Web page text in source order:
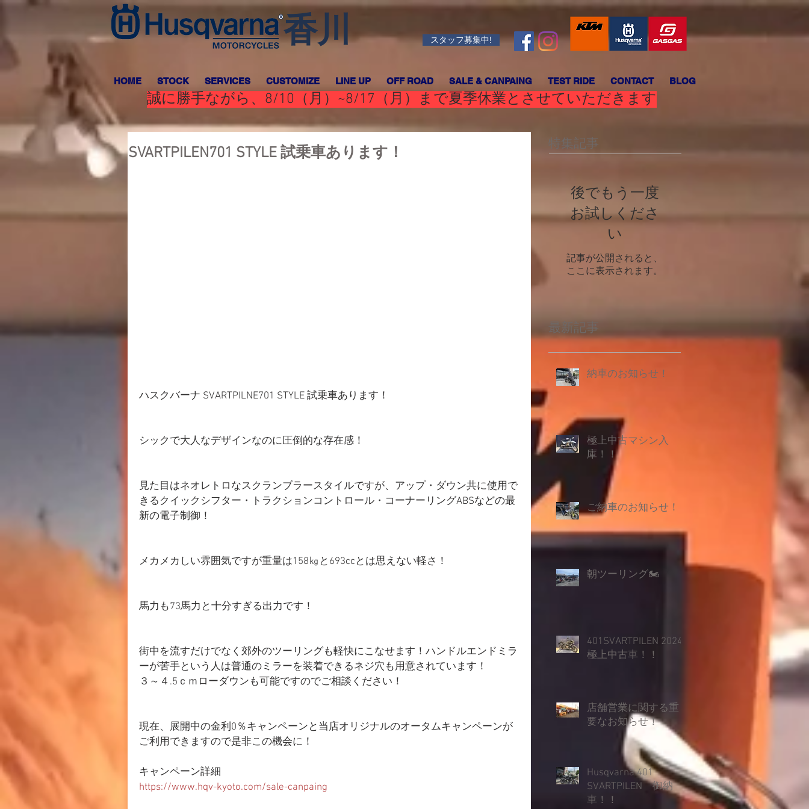
香川 スタッフ募集中!
HOME STOCK SERVICES CUSTOMIZE LINE UP OFF ROAD SALE & CANPAING TEST RIDE CONTACT BLOG
誠に勝手ながら、8/10（月）~8/17（月）まで夏季休業とさせていただきます
SVARTPILEN701 STYLE 試乗車あります！
ハスクバーナ SVARTPILNE701 STYLE 試乗車あります！
シックで大人なデザインなのに圧倒的な存在感！
見た目はネオレトロなスクランブラースタイルですが、アップ・ダウン共に使用で
きるクイックシフター・トラクションコントロール・コーナーリングABSなどの最
新の電子制御！
メカメカしい雰囲気ですが重量は158㎏と693ccとは思えない軽さ！
馬力も73馬力と十分すぎる出力です！
街中を流すだけでなく郊外のツーリングも軽快にこなせます！ハンドルエンドミラ
ーが苦手という人は普通のミラーを装着できるネジ穴も用意されています！
３～４.5ｃｍローダウンも可能ですのでご相談ください！
現在、展開中の金利0％キャンペーンと当店オリジナルのオータムキャンペーンが
ご利用できますので是非この機会に！
キャンペーン詳細
https://www.hqv-kyoto.com/sale-canpaing
特集記事
後でもう一度
お試しくださ
い
記事が公開されると、
ここに表示されます。
最新記事
納車のお知らせ！
極上中古マシン入
庫！！
ご納車のお知らせ！
朝ツーリング🏍
401SVARTPILEN 2024
極上中古車！！
店舗営業に関する重
要なお知らせ！
Husqvarna 401
SVARTPILEN 御納
車！！